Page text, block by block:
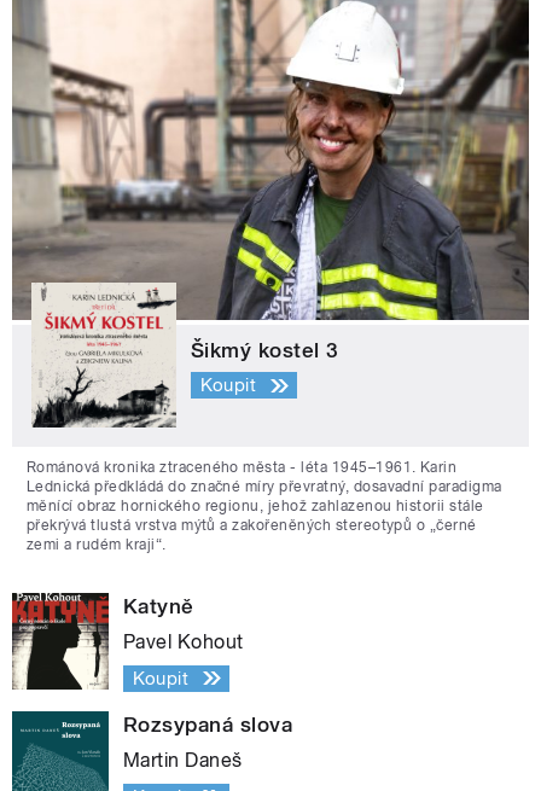
Šikmý kostel 3
Koupit
Románová kronika ztraceného města - léta 1945–1961. Karin
Lednická předkládá do značné míry převratný, dosavadní paradigma
měnící obraz hornického regionu, jehož zahlazenou historii stále
překrývá tlustá vrstva mýtů a zakořeněných stereotypů o „černé
zemi a rudém kraji“.
Katyně
Pavel Kohout
Koupit
Rozsypaná slova
Martin Daneš